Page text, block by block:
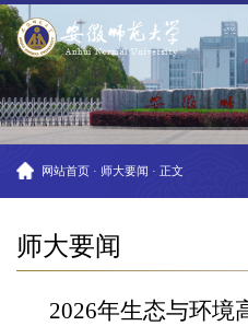
网站首页 · 师大要闻 · 正文
师大要闻
2026年生态与环境